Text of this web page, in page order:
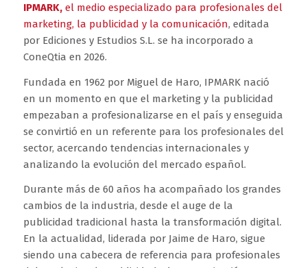
IPMARK,el medio especializado para profesionales del
marketing, la publicidad y la comunicación, editada
por Ediciones y Estudios S.L. se ha incorporado a
ConeQtia en 2026.
Fundada en 1962 por Miguel de Haro, IPMARK nació
en un momento en que el marketing y la publicidad
empezaban a profesionalizarse en el país y enseguida
se convirtió en un referente para los profesionales del
sector, acercando tendencias internacionales y
analizando la evolución del mercado español.
Durante más de 60 años ha acompañado los grandes
cambios de la industria, desde el auge de la
publicidad tradicional hasta la transformación digital.
En la actualidad, liderada por Jaime de Haro, sigue
siendo una cabecera de referencia para profesionales